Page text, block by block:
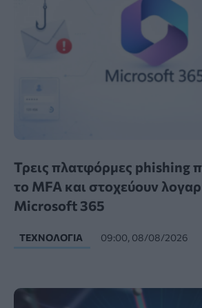
Τρεις πλατφόρμες phishing
το MFA και στοχεύουν
Microsoft 365
ΤΕΧΝΟΛΟΓΊΑ 09:00, 08/08/2026